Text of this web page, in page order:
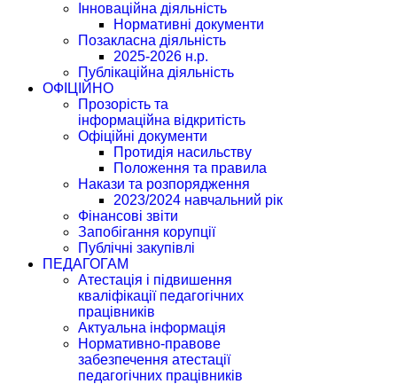
Інноваційна діяльність
Нормативні документи
Позакласна діяльність
2025-2026 н.р.
Публікаційна діяльність
ОФІЦІЙНО
Прозорість та
інформаційна відкритість
Офіційні документи
Протидія насильству
Положення та правила
Накази та розпорядження
2023/2024 навчальний рік
Фінансові звіти
Запобігання корупції
Публічні закупівлі
ПЕДАГОГАМ
Атестація і підвишення
кваліфікації педагогічних
працівників
Актуальна інформація
Нормативно-правове
забезпечення атестації
педагогічних працівників